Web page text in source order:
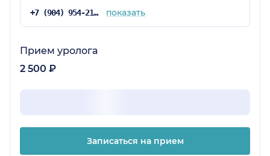
+7 (904) 954-21-39 показать
Прием уролога
2 500 ₽
Записаться на прием